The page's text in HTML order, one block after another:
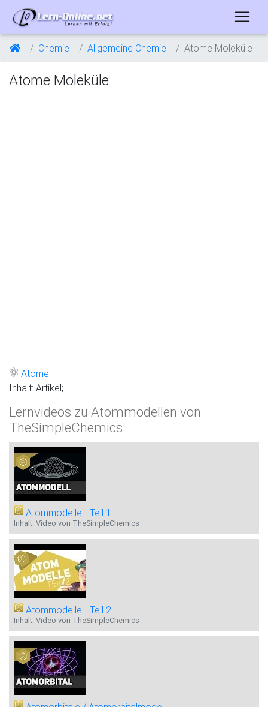
Chemie Allgemeine Chemie Atome Moleküle
Atome Moleküle
Atome
Inhalt: Artikel;
Lernvideos zu Atommodellen von
TheSimpleChemics
Atommodelle - Teil 1
Inhalt: Video von TheSimpleChemics
Atommodelle - Teil 2
Inhalt: Video von TheSimpleChemics